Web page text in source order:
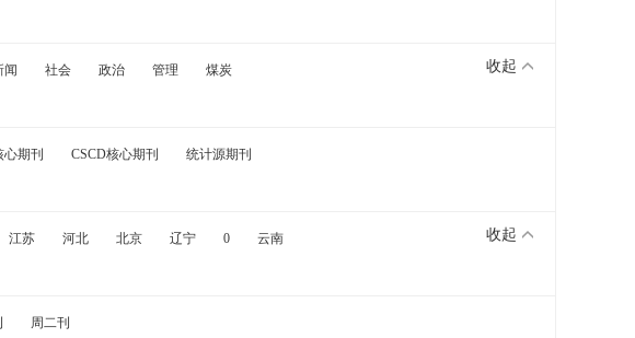
闻 社会 政治 管理
煤炭
收起
心期刊 CSCD核心期刊
统计源期刊
江苏 河北 北京 辽宁 0
云南
收起
周二刊